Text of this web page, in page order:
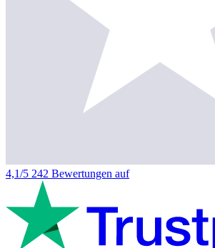
4,1/5 242 Bewertungen auf